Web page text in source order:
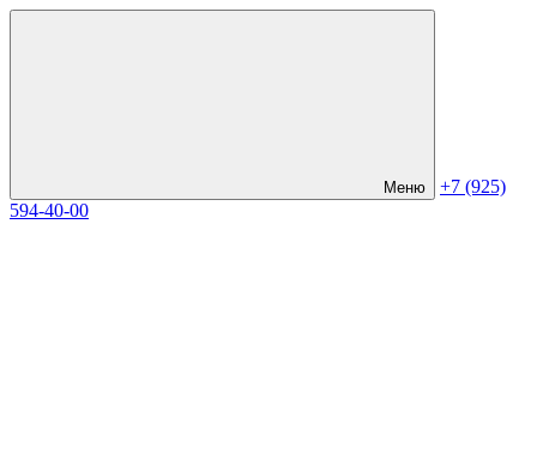
Меню
+7 (925)
594-40-00